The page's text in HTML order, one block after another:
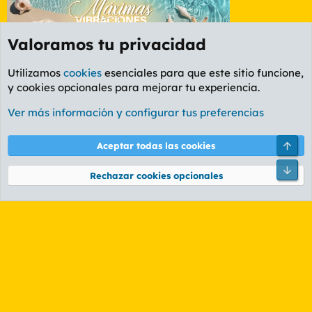
Foro Informática y Videojuegos
Cookies
PL OLDSTYLE AMARILLO
Términos y reglas Política de privacidad Ayuda
Community platform by XenForo® © 2010-2026 XenForo Ltd.
Valoramos tu privacidad
Utilizamos cookies esenciales para que este sitio funcione,
y cookies opcionales para mejorar tu experiencia.
Ver más información y configurar tus preferencias
Aceptar todas las cookies
Rechazar cookies opcionales
Pie